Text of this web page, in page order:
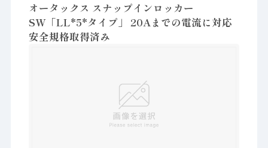
オータックス スナップインロッカー
SW「LL*5*タイプ」 20Aまでの電流に対応
安全規格取得済み